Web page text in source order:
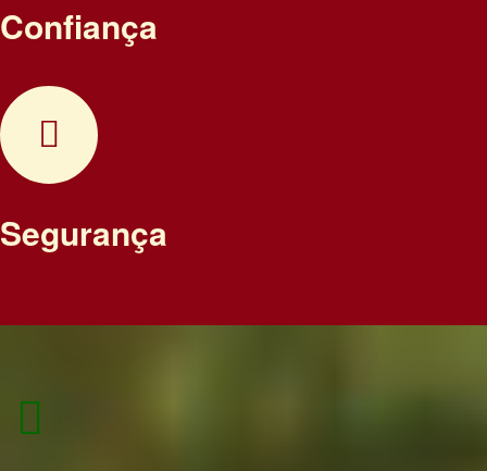
Confiança
Segurança